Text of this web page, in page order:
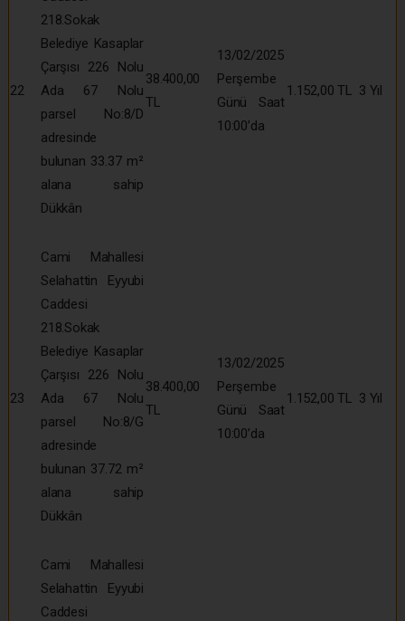
22
218.Sokak
Belediye Kasaplar
Çarşısı 226 Nolu
Ada 67 Nolu
parsel No:8/D
adresinde
bulunan 33.37 m²
alana sahip
Dükkân
38.400,00
TL
13/02/2025
Perşembe
Günü Saat
10:00’da
1.152,00 TL 3 Yıl
23
Cami Mahallesi
Selahattin Eyyubi
Caddesi
218.Sokak
Belediye Kasaplar
Çarşısı 226 Nolu
Ada 67 Nolu
parsel No:8/G
adresinde
bulunan 37.72 m²
alana sahip
Dükkân
38.400,00
TL
13/02/2025
Perşembe
Günü Saat
10:00’da
1.152,00 TL 3 Yıl
Cami Mahallesi
Selahattin Eyyubi
Caddesi